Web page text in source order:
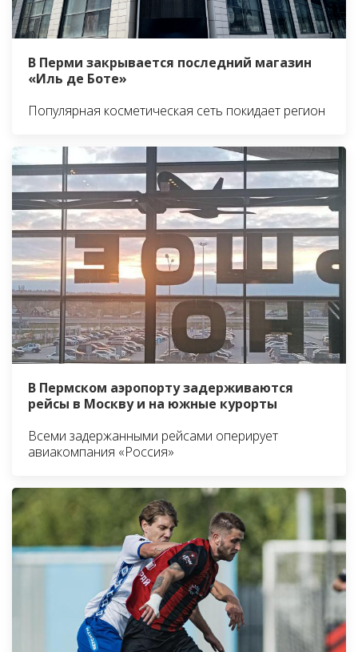
В Перми закрывается последний магазин
«Иль де Боте»
Популярная косметическая сеть покидает регион
В Пермском аэропорту задерживаются
рейсы в Москву и на южные курорты
Всеми задержанными рейсами оперирует
авиакомпания «Россия»